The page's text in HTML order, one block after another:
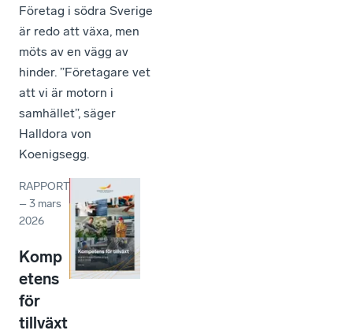
Företag i södra Sverige
är redo att växa, men
möts av en vägg av
hinder. ”Företagare vet
att vi är motorn i
samhället”, säger
Halldora von
Koenigsegg.
RAPPORT
–3 mars
2026
Komp
etens
för
tillväxt